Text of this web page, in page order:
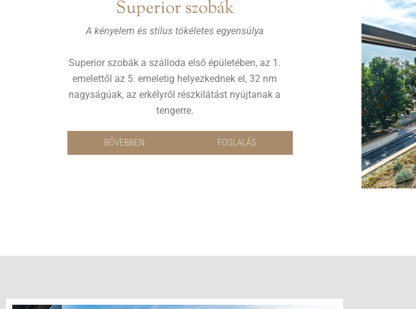
Superior szobák
A kényelem és stílus tökéletes egyensúlya
Superior szobák a szálloda első épületében, az 1.
emelettől az 5. emeletig helyezkednek el, 32 nm
nagyságúak, az erkélyről részkilátást nyújtanak a
tengerre.
BŐVEBBEN FOGLALÁS